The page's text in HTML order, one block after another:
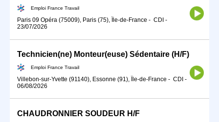
Emploi France Travail
Paris 09 Opéra (75009), Paris (75), Île-de-France - CDI -
23/07/2026
Technicien(ne) Monteur(euse) Sédentaire (H/F)
Emploi France Travail
Villebon-sur-Yvette (91140), Essonne (91), Île-de-France - CDI -
06/08/2026
CHAUDRONNIER SOUDEUR H/F